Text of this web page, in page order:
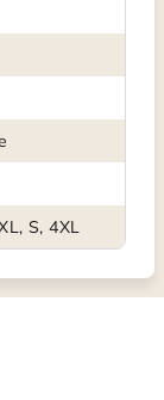
S, 4XL